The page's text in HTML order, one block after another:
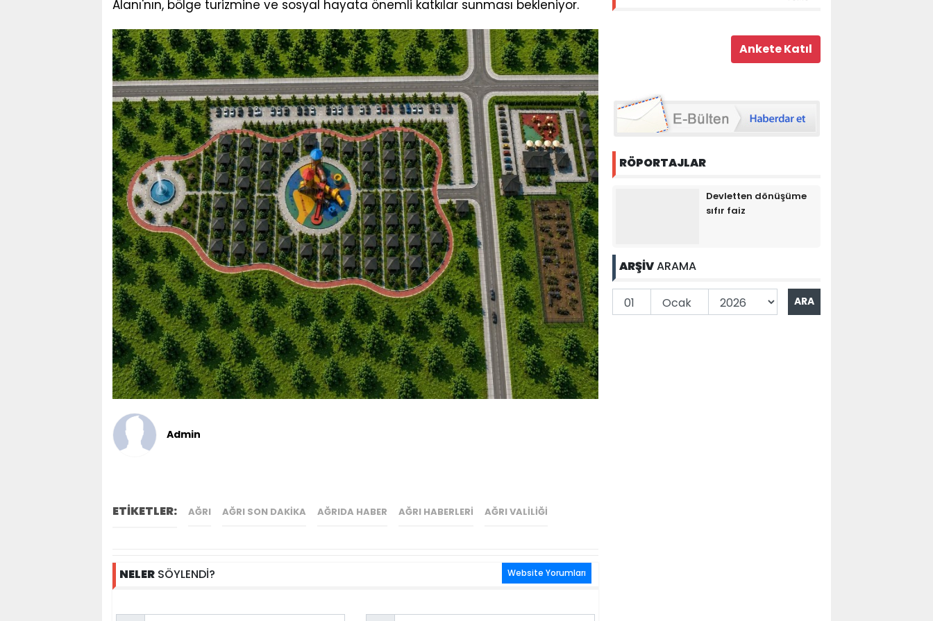
Alanı'nın, bölge turizmine ve sosyal hayata önemli katkılar sunması bekleniyor.
Admin
ETİKETLER: AĞRI AĞRI SON DAKIKA AĞRIDA HABER AĞRI HABERLERI AĞRI VALILIĞI
NELER SÖYLENDİ? Website Yorumları
RÖPORTAJLAR
Devletten dönüşüme
sıfır faiz
ARŞİVARAMA